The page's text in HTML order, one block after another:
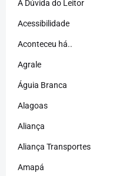
A Dúvida do Leitor
Acessibilidade
Aconteceu há..
Agrale
Águia Branca
Alagoas
Aliança
Aliança Transportes
Amapá